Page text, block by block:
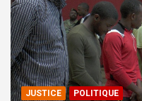
JUSTICE POLITIQUE